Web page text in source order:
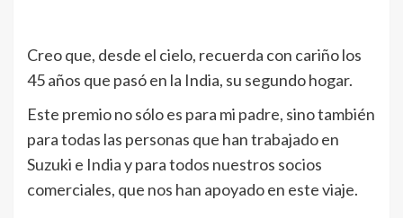
Creo que, desde el cielo, recuerda con cariño los
45 años que pasó en la India, su segundo hogar.
Este premio no sólo es para mi padre, sino también
para todas las personas que han trabajado en
Suzuki e India y para todos nuestros socios
comerciales, que nos han apoyado en este viaje.